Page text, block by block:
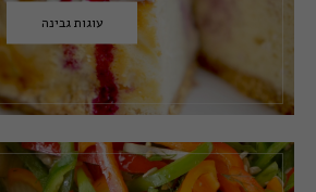
עוגות גבינה